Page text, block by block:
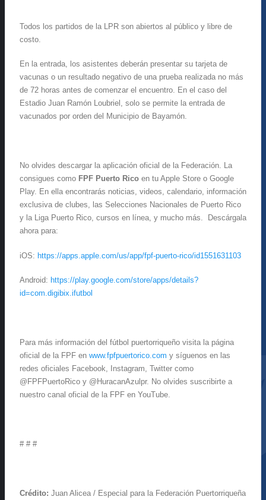
Todos los partidos de la LPR son abiertos al público y libre de
costo.
En la entrada, los asistentes deberán presentar su tarjeta de
vacunas o un resultado negativo de una prueba realizada no más
de 72 horas antes de comenzar el encuentro. En el caso del
Estadio Juan Ramón Loubriel, solo se permite la entrada de
vacunados por orden del Municipio de Bayamón.
No olvides descargar la aplicación oficial de la Federación. La
consigues como FPF Puerto Rico en tu Apple Store o Google
Play. En ella encontrarás noticias, videos, calendario, información
exclusiva de clubes, las Selecciones Nacionales de Puerto Rico
y la Liga Puerto Rico, cursos en línea, y mucho más. Descárgala
ahora para:
iOS: https://apps.apple.com/us/app/fpf-puerto-rico/id1551631103
Android: https://play.google.com/store/apps/details?
id=com.digibix.ifutbol
Para más información del fútbol puertorriqueño visita la página
oficial de la FPF en www.fpfpuertorico.com y síguenos en las
redes oficiales Facebook, Instagram, Twitter como
@FPFPuertoRico y @HuracanAzulpr. No olvides suscribirte a
nuestro canal oficial de la FPF en YouTube.
# # #
Crédito: Juan Alicea / Especial para la Federación Puertorriqueña